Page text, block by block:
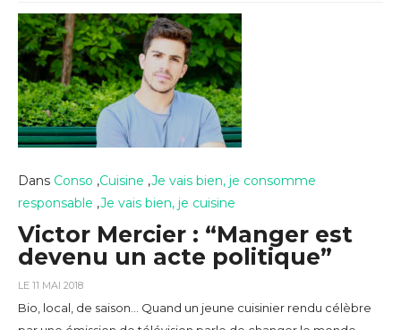
Dans Conso ,Cuisine ,Je vais bien, je consomme
responsable ,Je vais bien, je cuisine
Victor Mercier : “Manger est
devenu un acte politique”
LE 11 MAI 2018
Bio, local, de saison… Quand un jeune cuisinier rendu célèbre